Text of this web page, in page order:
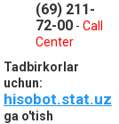
(69) 211-
72-00 - Call
Center
Tadbirkorlar
uchun:
hisobot.stat.uz
ga o'tish